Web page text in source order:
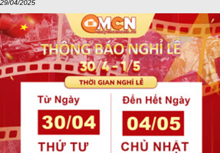
29/04/2025